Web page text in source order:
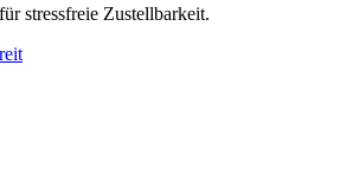
stressfreie Zustellbarkeit.